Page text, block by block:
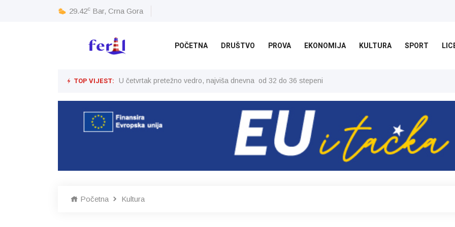
29.42c Bar, Crna Gora
POČETNA DRUŠTVO PROVA EKONOMIJA KULTURA SPORT
TOP VIJEST: U četvrtak pretežno vedro, najviša dnevna od 32 do 36 stepeni
Početna Kultura